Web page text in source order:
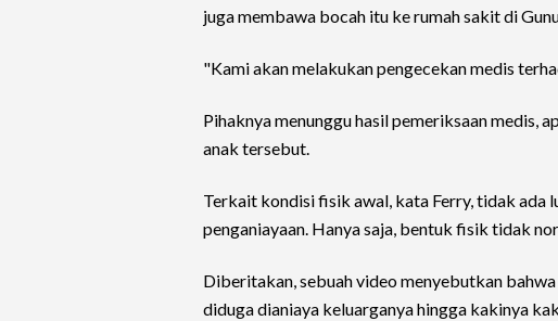
juga membawa bocah itu ke rumah sakit di
"Kami akan melakukan pengecekan medis
Pihaknya menunggu hasil pemeriksaan medis,
anak tersebut.
Terkait kondisi fisik awal, kata Ferry, tidak ada
penganiayaan. Hanya saja, bentuk fisik tidak
Diberitakan, sebuah video menyebutkan
diduga dianiaya keluarganya hingga kakinya